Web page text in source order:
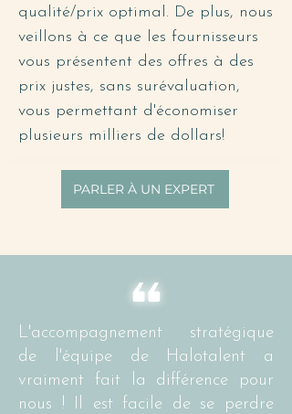
qualité/prix optimal. De plus, nous
veillons à ce que les fournisseurs
vous présentent des offres à des
prix justes, sans surévaluation,
vous permettant d'économiser
plusieurs milliers de dollars!
PARLER À UN EXPERT
L'accompagnement stratégique
de l'équipe de Halotalent a
vraiment fait la différence pour
nous ! Il est facile de se perdre